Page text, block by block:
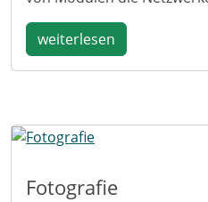
weiterlesen
Fotografie